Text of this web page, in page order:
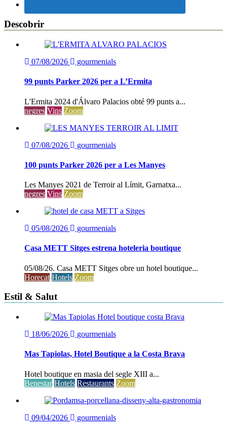
Descobrir
07/08/2026 gourmenials
99 punts Parker 2026 per a L’Ermita
L'Ermita 2024 d'Álvaro Palacios obté 99 punts a...
negres Vins Zoom
07/08/2026 gourmenials
100 punts Parker 2026 per a Les Manyes
Les Manyes 2021 de Terroir al Límit, Garnatxa...
negres Vins Zoom
05/08/2026 gourmenials
Casa METT Sitges estrena hoteleria boutique
05/08/26. Casa METT Sitges obre un hotel boutique...
Horecat Hotels Zoom
Estil & Salut
18/06/2026 gourmenials
Mas Tapiolas, Hotel Boutique a la Costa Brava
Hotel boutique en masia del segle XIII a...
Benestar Hotels Restaurants Zoom
09/04/2026 gourmenials